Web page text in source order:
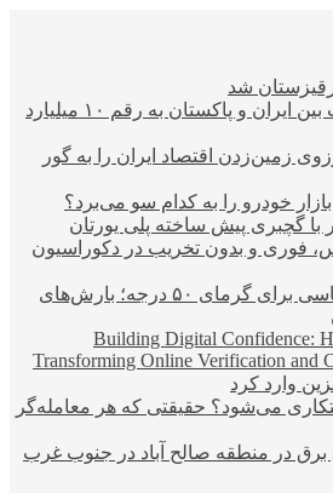
شد
افزایش حجم تجارت بین ایران و پاکستان به رقم ۱۰ میلیارد
زمین‌زدن اقتصاد ایران را به گور
خودرو را به کدام سو می‌برد؟
با گچبری پیش ساخته پلی یورتان
فوری و بدون تخریب در دکوراسیون
هشدار قرمز هواشناسی برای گرمای ۵۰ درجه؛ بارش‌های
Building Digital Confidence:
Transforming Online Verification and
وارد کرد
می‌شود؟ حقیقتی که هر معامله‌گر
برق در منطقه صالح آباد در جنوب غرب